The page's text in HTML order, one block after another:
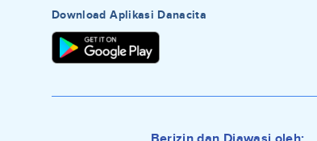
Download Aplikasi Danacita